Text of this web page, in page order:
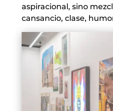
aspiracional, sino
cansancio, clase,